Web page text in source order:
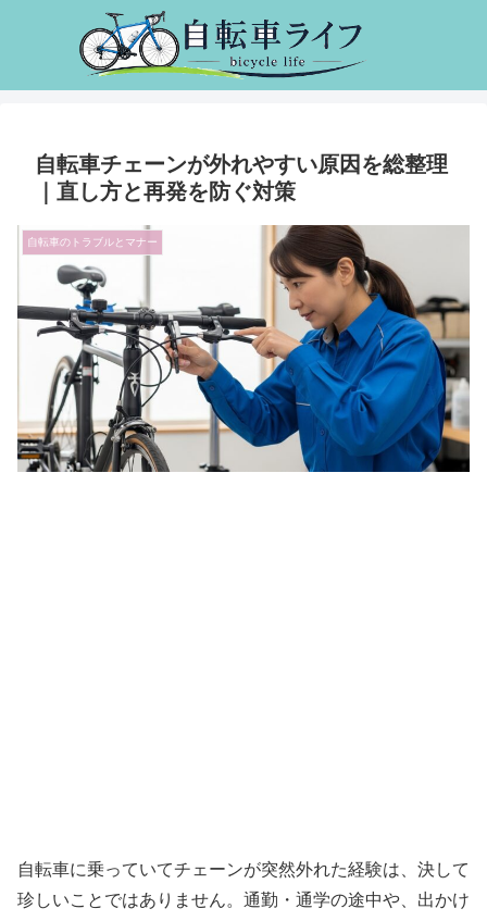
自転車チェーンが外れやすい原因を総整理
｜直し方と再発を防ぐ対策
自転車のトラブルとマナー
自転車に乗っていてチェーンが突然外れた経験は、決して
珍しいことではありません。通勤・通学の途中や、出かけ